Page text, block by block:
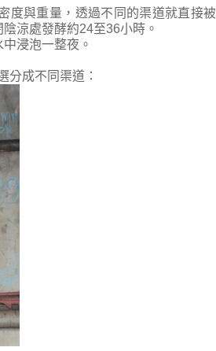
度與重量，透過不同的渠道就直接被
涼處發酵約24至36小時。
浸泡一整夜。
分成不同渠道：